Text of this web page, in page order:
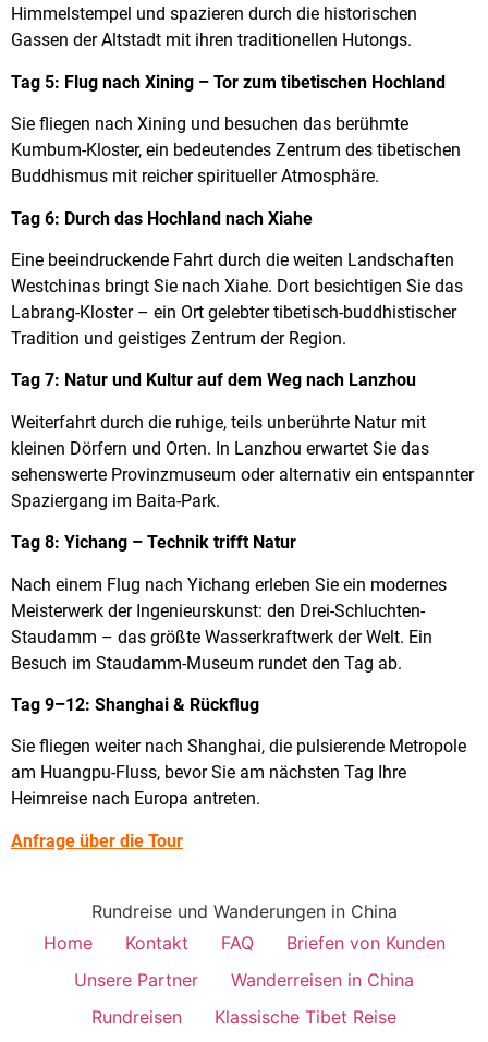
Himmelstempel und spazieren durch die historischen
Gassen der Altstadt mit ihren traditionellen Hutongs.
Tag 5: Flug nach Xining – Tor zum tibetischen Hochland
Sie fliegen nach Xining und besuchen das berühmte
Kumbum-Kloster, ein bedeutendes Zentrum des tibetischen
Buddhismus mit reicher spiritueller Atmosphäre.
Tag 6: Durch das Hochland nach Xiahe
Eine beeindruckende Fahrt durch die weiten Landschaften
Westchinas bringt Sie nach Xiahe. Dort besichtigen Sie das
Labrang-Kloster – ein Ort gelebter tibetisch-buddhistischer
Tradition und geistiges Zentrum der Region.
Tag 7: Natur und Kultur auf dem Weg nach Lanzhou
Weiterfahrt durch die ruhige, teils unberührte Natur mit
kleinen Dörfern und Orten. In Lanzhou erwartet Sie das
sehenswerte Provinzmuseum oder alternativ ein entspannter
Spaziergang im Baita-Park.
Tag 8: Yichang – Technik trifft Natur
Nach einem Flug nach Yichang erleben Sie ein modernes
Meisterwerk der Ingenieurskunst: den Drei-Schluchten-
Staudamm – das größte Wasserkraftwerk der Welt. Ein
Besuch im Staudamm-Museum rundet den Tag ab.
Tag 9–12: Shanghai & Rückflug
Sie fliegen weiter nach Shanghai, die pulsierende Metropole
am Huangpu-Fluss, bevor Sie am nächsten Tag Ihre
Heimreise nach Europa antreten.
Anfrage über die Tour
Rundreise und Wanderungen in China
Home
Kontakt FAQ
Briefen von Kunden
Unsere Partner
Wanderreisen in China
Rundreisen
Klassische Tibet Reise